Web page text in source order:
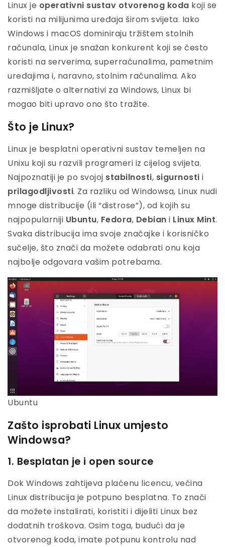
Linux je operativni sustav otvorenog koda koji se
koristi na milijunima uređaja širom svijeta. Iako
Windows i macOS dominiraju tržištem stolnih
računala, Linux je snažan konkurent koji se često
koristi na serverima, superračunalima, pametnim
uređajima i, naravno, stolnim računalima. Ako
razmišljate o alternativi za Windows, Linux bi
mogao biti upravo ono što tražite.
Što je Linux?
Linux je besplatni operativni sustav temeljen na
Unixu koji su razvili programeri iz cijelog svijeta.
Najpoznatiji je po svojoj stabilnosti, sigurnosti i
prilagodljivosti. Za razliku od Windowsa, Linux nudi
mnoge distribucije (ili “distrose”), od kojih su
najpopularniji Ubuntu, Fedora, Debian i Linux Mint.
Svaka distribucija ima svoje značajke i korisničko
sučelje, što znači da možete odabrati onu koja
najbolje odgovara vašim potrebama.
Ubuntu
Zašto isprobati Linux umjesto
Windowsa?
1. Besplatan je i open source
Dok Windows zahtijeva plaćenu licencu, većina
Linux distribucija je potpuno besplatna. To znači
da možete instalirati, koristiti i dijeliti Linux bez
dodatnih troškova. Osim toga, budući da je
otvorenog koda, imate potpunu kontrolu nad